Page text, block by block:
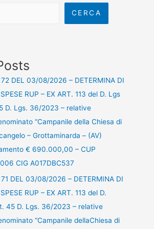
CERCA
72 DEL 03/08/2026 – DETERMINA DI
RUP – EX ART. 113 del D. Lgs
D. Lgs. 36/2023 – relative
“Campanile della Chiesa di
– Grottaminarda – (AV)
€ 690.000,00 – CUP
CIG A017DBC537
71 DEL 03/08/2026 – DETERMINA DI
RUP – EX ART. 113 del D.
45 D. Lgs. 36/2023 – relative
“Campanile dellaChiesa di